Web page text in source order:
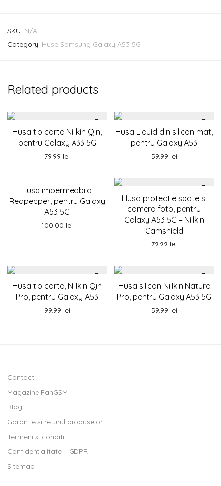
SKU: N/A
Category: Huse Samsung Galaxy A53 5G
Related products
Husa tip carte Nillkin Qin,
pentru Galaxy A33 5G
79.99 lei
Husa Liquid din silicon mat,
pentru Galaxy A53
59.99 lei
Husa impermeabila,
Redpepper, pentru Galaxy
A53 5G
100.00 lei
Husa protectie spate si
camera foto, pentru
Galaxy A53 5G – Nillkin
Camshield
79.99 lei
Husa tip carte, Nillkin Qin
Pro, pentru Galaxy A53
99.99 lei
Husa silicon Nillkin Nature
Pro, pentru Galaxy A53 5G
59.99 lei
Contact
Magazine FanGSM
Blog
Garantie si returul produselor
Termeni si conditii
Confidentialitate – GDPR
Sitemap